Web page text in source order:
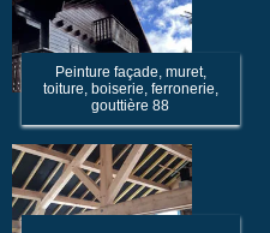
Peinture façade, muret,
toiture, boiserie, ferronerie,
gouttière 88